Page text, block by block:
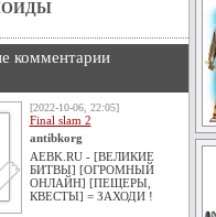
комментарии
[2022-10-06, 22:05]
Final slam 2
antibkorg
AEBK.RU - [ВЕЛИКИЕ
БИТВЫ] [ОГРОМНЫЙ
ОНЛАЙН] [ПЕЩЕРЫ,
КВЕСТЫ] = ЗАХОДИ !